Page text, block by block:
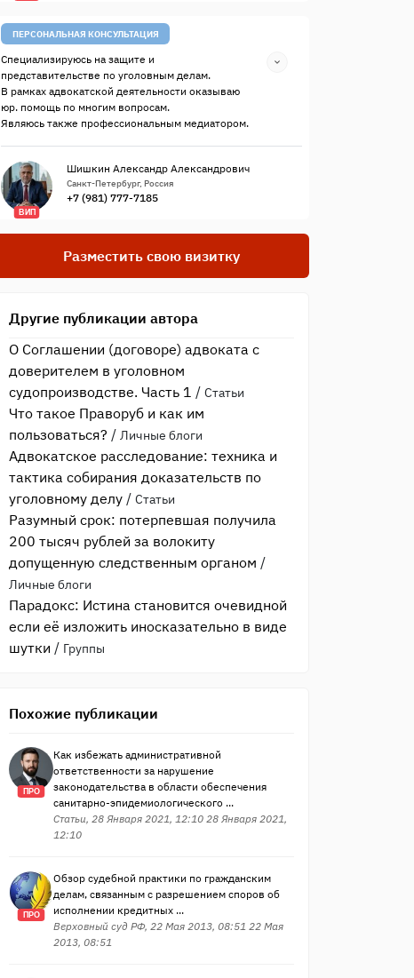
ПЕРСОНАЛЬНАЯ КОНСУЛЬТАЦИЯ
Специализируюсь на защите и
представительстве по уголовным делам.
В рамках адвокатской деятельности оказываю
юр. помощь по многим вопросам.
Являюсь также профессиональным медиатором.
ВИП
Шишкин Александр Александрович
Санкт-Петербург, Россия
+7 (981) 777-7185
Разместить свою визитку
Другие публикации автора
О Соглашении (договоре) адвоката с
доверителем в уголовном
судопроизводстве. Часть 1 /Статьи
Что такое Праворуб и как им
пользоваться? /Личные блоги
Адвокатское расследование: техника и
тактика собирания доказательств по
уголовному делу /Статьи
Разумный срок: потерпевшая получила
200 тысяч рублей за волокиту
допущенную следственным органом /
Личные блоги
Парадокс: Истина становится очевидной
если её изложить иносказательно в виде
шутки / Группы
Похожие публикации
ПРО
Как избежать административной
ответственности за нарушение
законодательства в области обеспечения
санитарно-эпидемиологического ...
Статьи, 28 Января 2021, 12:10 28 Января 2021,
12:10
ПРО
Обзор судебной практики по гражданским
делам, связанным с разрешением споров об
исполнении кредитных ...
Верховный суд РФ, 22 Мая 2013, 08:51 22 Мая
2013, 08:51